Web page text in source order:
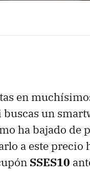
en
un
ha bajado de
a este precio
SSES10